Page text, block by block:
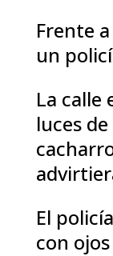
Frente
un
La calle
luces
El
con